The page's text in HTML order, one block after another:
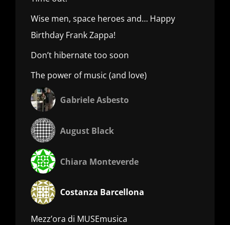
Wise men, space heroes and… Happy
Birthday Frank Zappa!
Don’t hibernate too soon
The power of music (and love)
Gabriele Asbesto
August Black
Chiara Monteverde
Costanza Barcellona
Mezz’ora di MUSEmusica